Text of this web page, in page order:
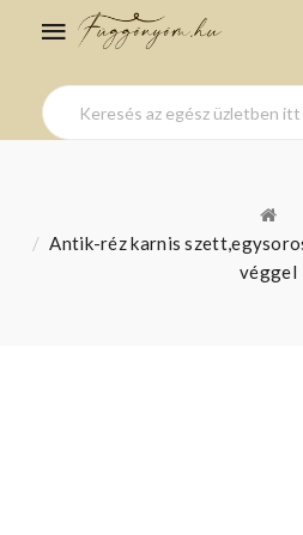
Antik-réz karnis
véggel